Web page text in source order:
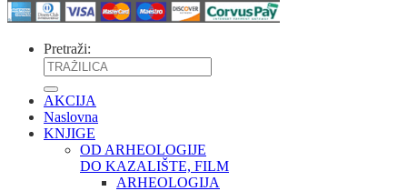
Pretraži:
AKCIJA
Naslovna
KNJIGE
OD ARHEOLOGIJE
DO KAZALIŠTE, FILM
ARHEOLOGIJA